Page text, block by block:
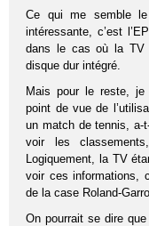
Ce qui me semble
intéressante, c’est
dans le cas où la TV
disque dur intégré.
Mais pour le reste, je
point de vue de
un match de tennis, a-
voir les
Logiquement, la TV
voir ces informations,
de la case Roland-
On pourrait se dire